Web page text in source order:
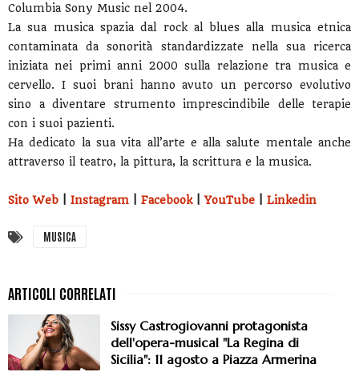
Columbia Sony Music nel 2004.
La sua musica spazia dal rock al blues alla musica etnica
contaminata da sonorità standardizzate nella sua ricerca
iniziata nei primi anni 2000 sulla relazione tra musica e
cervello. I suoi brani hanno avuto un percorso evolutivo
sino a diventare strumento imprescindibile delle terapie
con i suoi pazienti.
Ha dedicato la sua vita all’arte e alla salute mentale anche
attraverso il teatro, la pittura, la scrittura e la musica.
Sito Web Instagram Facebook|YouTube Linkedin
MUSICA
Sissy Castrogiovanni protagonista
dell'opera-musical "La Regina di
Sicilia": 11 agosto a Piazza Armerina